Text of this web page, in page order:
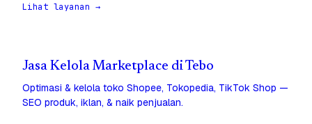
Lihat layanan →
Jasa Kelola Marketplace di Tebo
Optimasi & kelola toko Shopee, Tokopedia, TikTok Shop —
SEO produk, iklan, & naik penjualan.